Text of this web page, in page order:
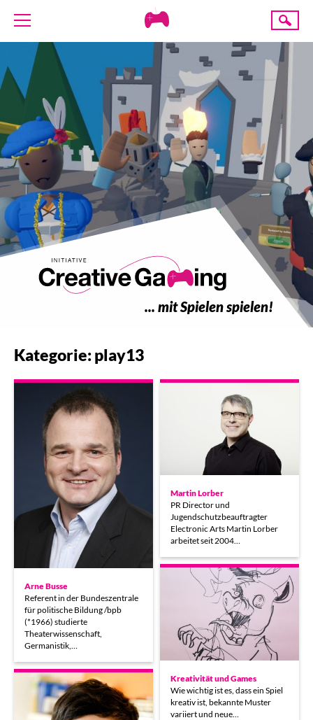
Creative
AKTUELLES
TERMINE
ANGEBOTE
PROJEKTE
PRESSE
SPENDE
Suche
... mit Spielen spielen!
Kategorie: play13
Arne Busse
Referent in der Bundeszentrale
für politische Bildung /bpb
(*1966) studierte
Theaterwissenschaft,
Germanistik,…
Martin Lorber
PR Director und
Jugendschutzbeauftragter
Electronic Arts Martin Lorber
arbeitet seit 2004…
Kreativität und Games
Wie wichtig ist es, dass ein Spiel
kreativ ist, bekannte Muster
variiert und neue…